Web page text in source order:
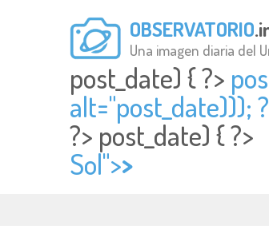
OBSERVATORIO
Una imagen diaria del
post_date) { ?>
alt="post_date)));
?> post_date) { ?>
Sol">>